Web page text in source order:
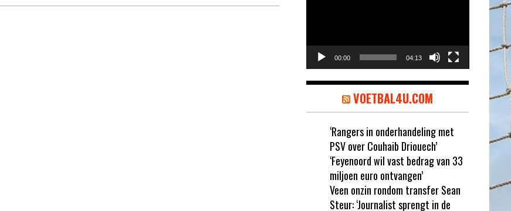
00:00 04:13
VOETBAL4U.COM
‘Rangers in onderhandeling met
PSV over Couhaib Driouech’
‘Feyenoord wil vast bedrag van 33
miljoen euro ontvangen’
Veen onzin rondom transfer Sean
Steur: ‘Journalist sprengt in de